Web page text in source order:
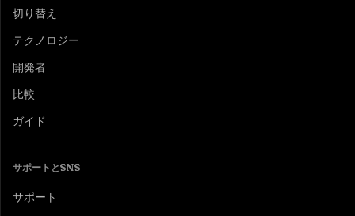
切り替え
テクノロジー
開発者
比較
ガイド
サポートとSNS
サポート